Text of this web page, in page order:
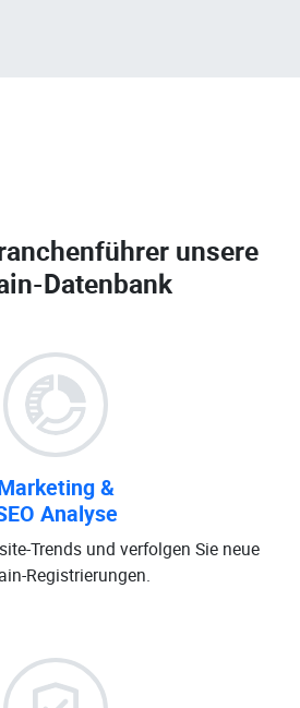
unsere
Datenbank
&
Analyse
Trends und verfolgen Sie neue
Registrierungen.